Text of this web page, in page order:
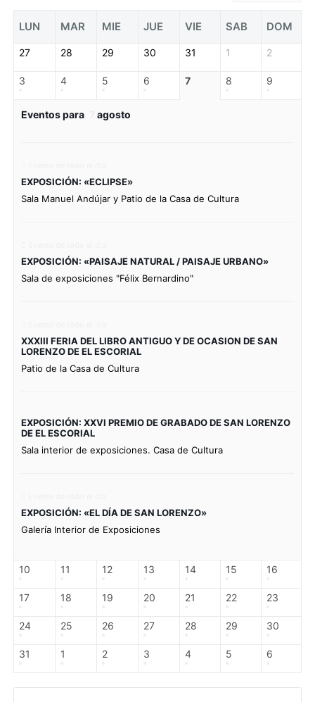
LUN MAR MIE JUE VIE SAB DOM
27 28 29 30 31 1 2
3 4 5 6 7 8 9
Eventos para agosto
EXPOSICIÓN: «ECLIPSE»
Sala Manuel Andújar y Patio de la Casa de Cultura
EXPOSICIÓN: «PAISAJE NATURAL / PAISAJE URBANO»
Sala de exposiciones "Félix Bernardino"
XXXIII FERIA DEL LIBRO ANTIGUO Y DE OCASION DE SAN
LORENZO DE EL ESCORIAL
Patio de la Casa de Cultura
EXPOSICIÓN: XXVI PREMIO DE GRABADO DE SAN LORENZO
DE EL ESCORIAL
Sala interior de exposiciones. Casa de Cultura
EXPOSICIÓN: «EL DÍA DE SAN LORENZO»
Galería Interior de Exposiciones
10 11 12 13 14 15 16
17 18 19 20 21 22 23
24 25 26 27 28 29 30
31 1 2 3 4 5 6